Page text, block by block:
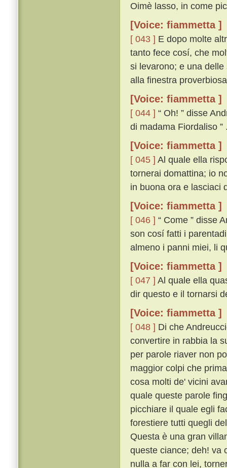
Oimè lasso, in come
[Voice: fiammetta ]
[ 043 ] E dopo molte
tanto fece cosí, che
si levarono; e una
alla finestra
[Voice: fiammetta ]
[ 044 ] “ Oh! ” disse
di madama Fiordaliso ”
[Voice: fiammetta ]
[ 045 ] Al quale ella
tornerai domattina; io
in buona ora e lasciaci
[Voice: fiammetta ]
[ 046 ] “ Come ” disse
son cosí fatti i
almeno i panni miei, li
[Voice: fiammetta ]
[ 047 ] Al quale ella
dir questo e il tornarsi
[Voice: fiammetta ]
[ 048 ] Di che
convertire in rabbia la
per parole riaver non
maggior colpi che
cosa molti de' vicini
quale queste parole
picchiare il quale egli
forestiere tutti quegli
Questa è una gran
queste ciance; deh! va
nulla a far con lei,